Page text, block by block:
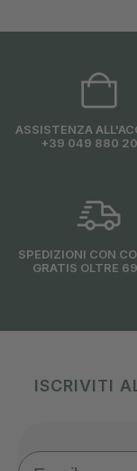
ASSISTENZA
+39 049 880
SPEDIZIONI CON
GRATIS OLTRE
ISCRIVITI
Email